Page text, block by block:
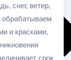
снег, ветер,
обрабатываем
и красками,
срок